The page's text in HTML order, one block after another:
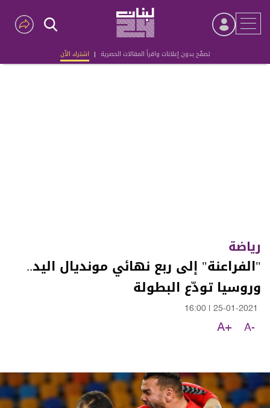
تصفّح بدون إعلانات واقرأ المقالات الحصرية | اشترك الآن
Advertisement
رياضة
"الفراعنة" إلى ربع نهائي مونديال اليد..
وروسيا تودّع البطولة
25-01-2021
16:00
A-
A+